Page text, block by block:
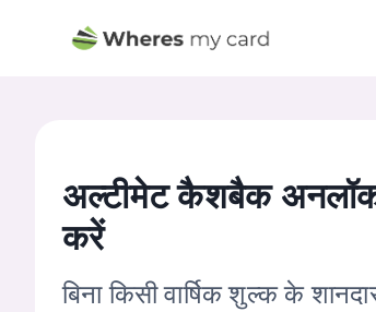
अल्टीमेट कैशबैक
करें
बिना किसी वार्षिक शुल्क के